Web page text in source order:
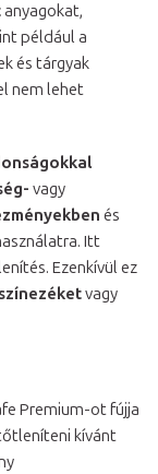
anyagokat,
például a
és tárgyak
nem lehet
vagy
és
Itt
Ezenkívül ez
színezéketvagy
Premium-ot fújja
kívánt